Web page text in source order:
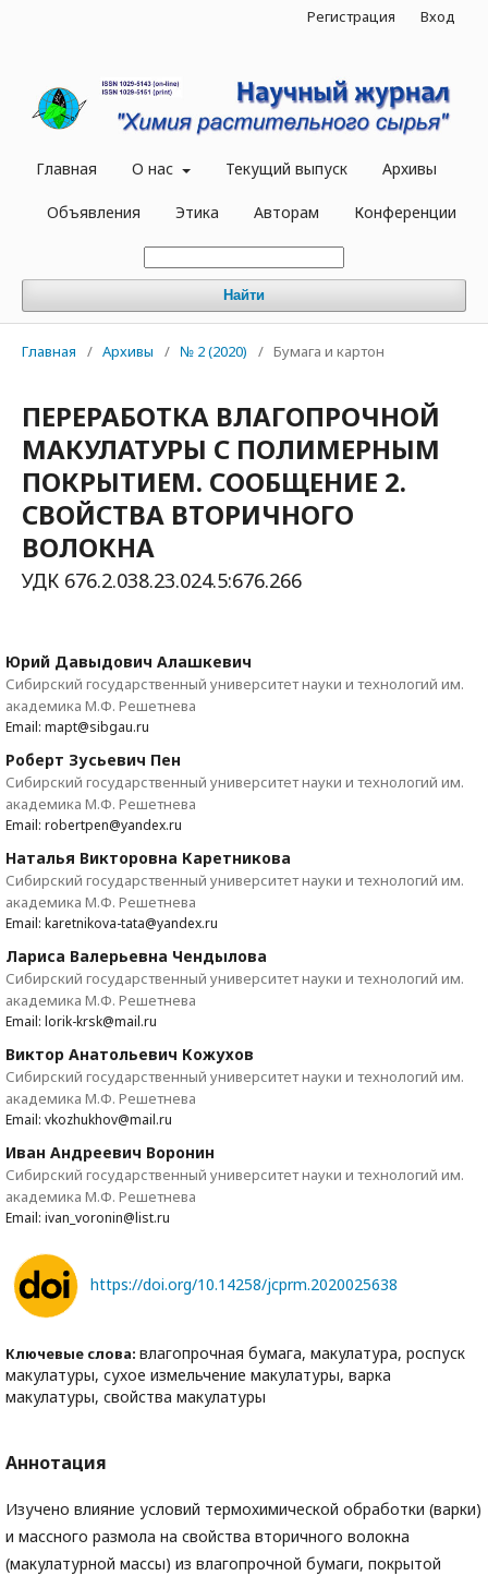
Главная О нас Текущий выпуск Архивы
Объявления Этика Авторам Конференции
Найти
Регистрация Вход
Главная / Архивы / № 2 (2020) / Бумага и картон
ПЕРЕРАБОТКА ВЛАГОПРОЧНОЙ
МАКУЛАТУРЫ С ПОЛИМЕРНЫМ
ПОКРЫТИЕМ. СООБЩЕНИЕ 2.
СВОЙСТВА ВТОРИЧНОГО
ВОЛОКНА
УДК 676.2.038.23.024.5:676.266
Юрий Давыдович Алашкевич
Сибирский государственный университет науки и технологий им.
академика М.Ф. Решетнева
Email: mapt@sibgau.ru
Роберт Зусьевич Пен
Сибирский государственный университет науки и технологий им.
академика М.Ф. Решетнева
Email: robertpen@yandex.ru
Наталья Викторовна Каретникова
Сибирский государственный университет науки и технологий им.
академика М.Ф. Решетнева
Email: karetnikova-tata@yandex.ru
Лариса Валерьевна Чендылова
Сибирский государственный университет науки и технологий им.
академика М.Ф. Решетнева
Email: lorik-krsk@mail.ru
Виктор Анатольевич Кожухов
Сибирский государственный университет науки и технологий им.
академика М.Ф. Решетнева
Email: vkozhukhov@mail.ru
Иван Андреевич Воронин
Сибирский государственный университет науки и технологий им.
академика М.Ф. Решетнева
Email: ivan_voronin@list.ru
https://doi.org/10.14258/jcprm.2020025638
Ключевые слова: влагопрочная бумага, макулатура, роспуск
макулатуры, сухое измельчение макулатуры, варка
макулатуры, свойства макулатуры
Аннотация
Изучено влияние условий термохимической обработки (варки)
и массного размола на свойства вторичного волокна
(макулатурной массы) из влагопрочной бумаги, покрытой